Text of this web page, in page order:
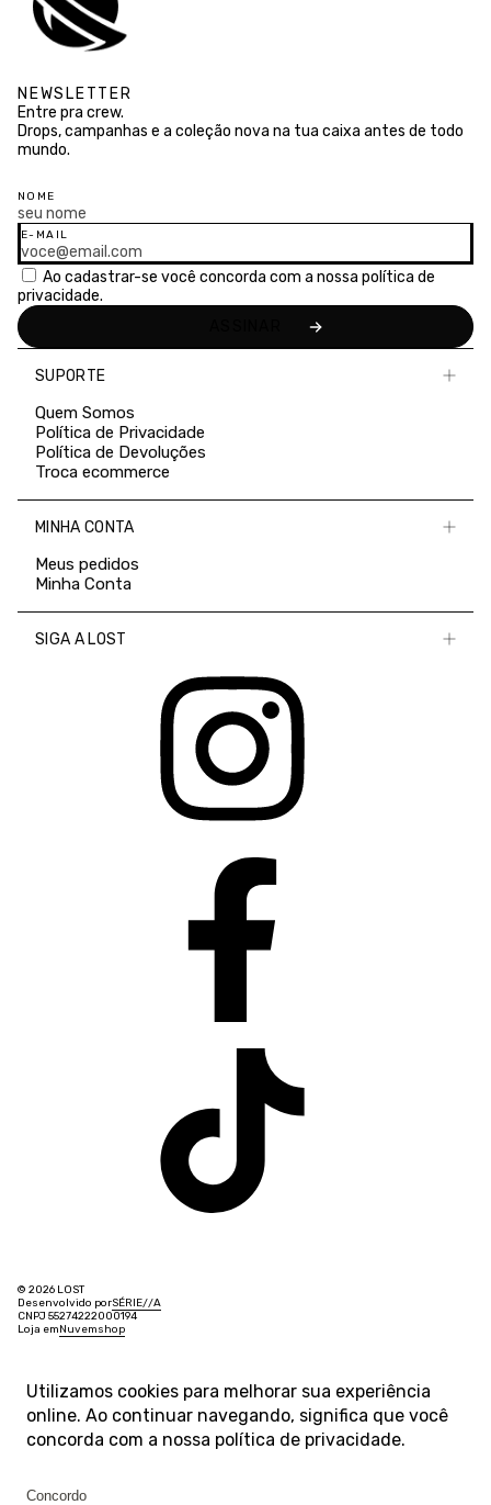
NEWSLETTER
Entre pra crew.
Drops, campanhas e a coleção nova na tua caixa antes de todo
mundo.
NOME
E-MAIL
Ao cadastrar-se você concorda com a nossa política de
privacidade.
SUPORTE
Quem Somos
Política de Privacidade
Política de Devoluções
Troca ecommerce
MINHA CONTA
Meus pedidos
Minha Conta
SIGA A LOST
© 2026 LOST
Desenvolvido porSÉRIE//A
CNPJ 55274222000194
Loja emNuvemshop
Utilizamos cookies para melhorar sua experiência
online. Ao continuar navegando, significa que você
concorda com a nossa política de privacidade.
Concordo